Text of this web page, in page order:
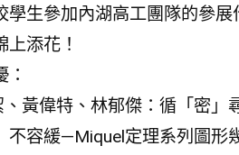
學生參加內湖高工團隊的參展
上添花！
黃偉特、林郁傑：循「密」
不容緩—Miquel定理系列圖形